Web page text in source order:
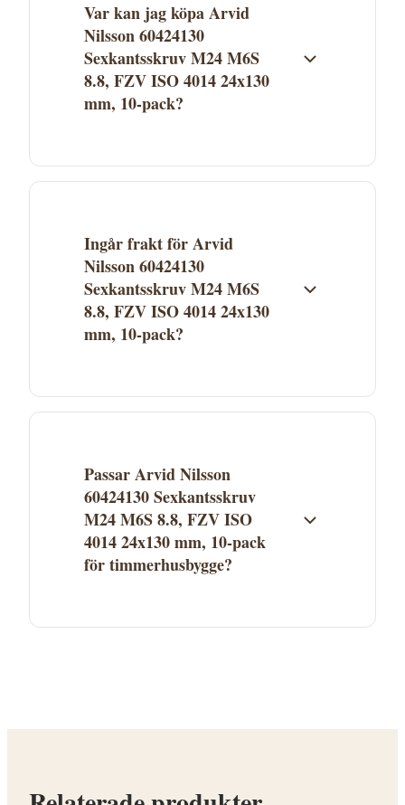
Var kan jag köpa Arvid
Nilsson 60424130
Sexkantsskruv M24 M6S
8.8, FZV ISO 4014 24x130
mm, 10-pack?
M6S 8.8, FZV ISO 4014 24x130 mm, 10-pack
köpet. Aktuellt pris och lagerstatus ser du
hos Proffsmagasinet.
Ingår frakt för Arvid
Nilsson 60424130
Sexkantsskruv M24 M6S
8.8, FZV ISO 4014 24x130
mm, 10-pack?
fraktvillkor. Se aktuella fraktuppgifter på
Passar Arvid Nilsson
60424130 Sexkantsskruv
M24 M6S 8.8, FZV ISO
4014 24x130 mm, 10-pack
för timmerhusbygge?